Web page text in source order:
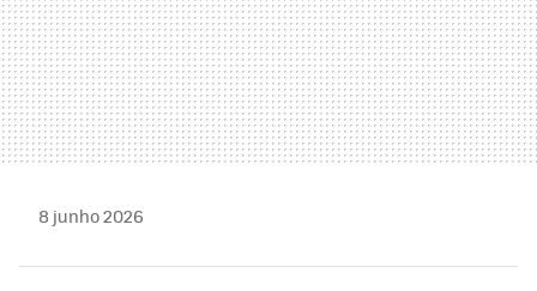
8 junho 2026